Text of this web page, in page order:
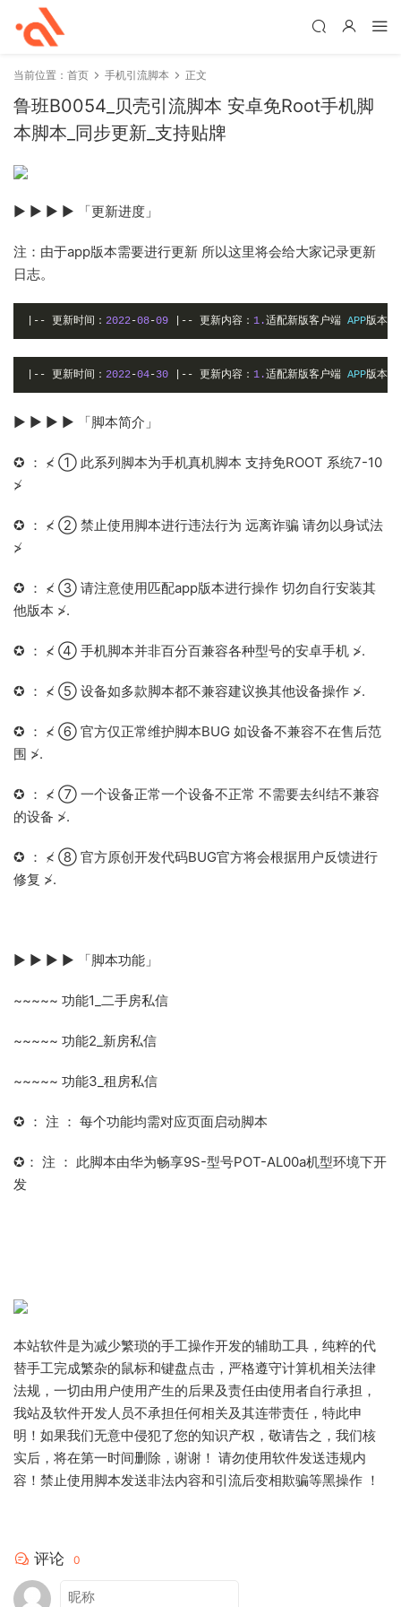
当前位置： 首页 手机引流脚本 正文
鲁班B0054_贝壳引流脚本 安卓免Root手机脚
本脚本_同步更新_支持贴牌
▶ ▶ ▶ ▶ 「更新进度」
注：由于app版本需要进行更新 所以这里将会给大家记录更新
日志。
|-- 更新时间： 2022-08-09 |-- 更新内容： 1.适配新版客户端 APP版本：
|-- 更新时间： 2022-04-30 |-- 更新内容： 1.适配新版客户端 APP版本：
▶ ▶ ▶ ▶ 「脚本简介」
✪ ： ≮ ① 此系列脚本为手机真机脚本 支持免ROOT 系统7-10
≯
✪ ： ≮ ② 禁止使用脚本进行违法行为 远离诈骗 请勿以身试法
≯
✪ ： ≮ ③ 请注意使用匹配app版本进行操作 切勿自行安装其
他版本 ≯.
✪ ： ≮ ④ 手机脚本并非百分百兼容各种型号的安卓手机 ≯.
✪ ： ≮ ⑤ 设备如多款脚本都不兼容建议换其他设备操作 ≯.
✪ ： ≮ ⑥ 官方仅正常维护脚本BUG 如设备不兼容不在售后范
围 ≯.
✪ ： ≮ ⑦ 一个设备正常一个设备不正常 不需要去纠结不兼容
的设备 ≯.
✪ ： ≮ ⑧ 官方原创开发代码BUG官方将会根据用户反馈进行
修复 ≯.
▶ ▶ ▶ ▶ 「脚本功能」
~~~~~ 功能1_二手房私信
~~~~~ 功能2_新房私信
~~~~~ 功能3_租房私信
✪ ： 注 ： 每个功能均需对应页面启动脚本
✪： 注 ： 此脚本由华为畅享9S-型号POT-AL00a机型环境下开
发
本站软件是为减少繁琐的手工操作开发的辅助工具，纯粹的代
替手工完成繁杂的鼠标和键盘点击，严格遵守计算机相关法律
法规，一切由用户使用产生的后果及责任由使用者自行承担，
我站及软件开发人员不承担任何相关及其连带责任，特此申
明！如果我们无意中侵犯了您的知识产权，敬请告之，我们核
实后，将在第一时间删除，谢谢！ 请勿使用软件发送违规内
容！禁止使用脚本发送非法内容和引流后变相欺骗等黑操作 ！
评论 0